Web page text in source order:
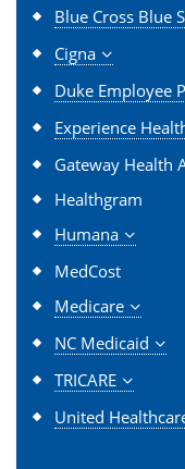
Blue Cross Blue
Cigna
Duke Employee
Experience
Gateway Health
Healthgram
Humana
MedCost
Medicare
NC Medicaid
TRICARE
United